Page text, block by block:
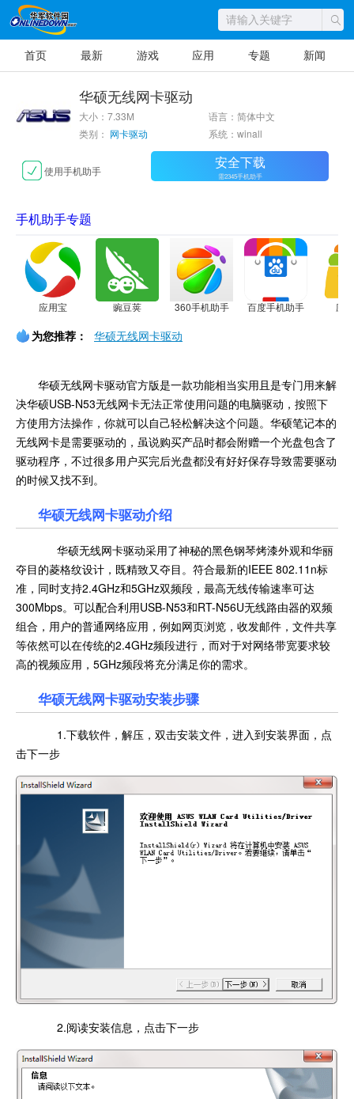
首页 最新 游戏 应用 专题 新闻
华硕无线网卡驱动
大小：7.33M
语言：简体中文
类别： 网卡驱动 系统：winall
使用手机助手 安全下载
需2345手机助手
手机助手专题
应用宝 豌豆荚 360手机助手 百度手机助手 应
为您推荐： 华硕无线网卡驱动
华硕无线网卡驱动官方版是一款功能相当实用且是专门用来解
决华硕USB-N53无线网卡无法正常使用问题的电脑驱动，按照下
方使用方法操作，你就可以自己轻松解决这个问题。华硕笔记本的
无线网卡是需要驱动的，虽说购买产品时都会附赠一个光盘包含了
驱动程序，不过很多用户买完后光盘都没有好好保存导致需要驱动
的时候又找不到。
华硕无线网卡驱动介绍
华硕无线网卡驱动采用了神秘的黑色钢琴烤漆外观和华丽
夺目的菱格纹设计，既精致又夺目。符合最新的IEEE 802.11n标
准，同时支持2.4GHz和5GHz双频段，最高无线传输速率可达
300Mbps。可以配合利用USB-N53和RT-N56U无线路由器的双频
组合，用户的普通网络应用，例如网页浏览，收发邮件，文件共享
等依然可以在传统的2.4GHz频段进行，而对于对网络带宽要求较
高的视频应用，5GHz频段将充分满足你的需求。
华硕无线网卡驱动安装步骤
1.下载软件，解压，双击安装文件，进入到安装界面，点
击下一步
2.阅读安装信息，点击下一步